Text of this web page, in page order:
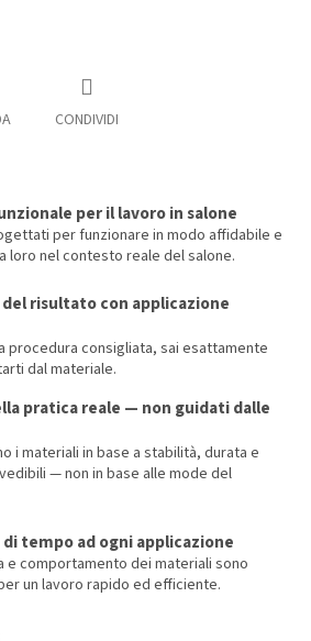
CONDIVIDI
per il lavoro in salone
per funzionare in modo affidabile e
loro nel contesto reale del salone.
risultato con applicazione
procedura consigliata, sai esattamente
dal materiale.
pratica reale — non guidati dalle
i materiali in base a stabilità, durata e
— non in base alle mode del
di tempo ad ogni applicazione
e comportamento dei materiali sono
un lavoro rapido ed efficiente.